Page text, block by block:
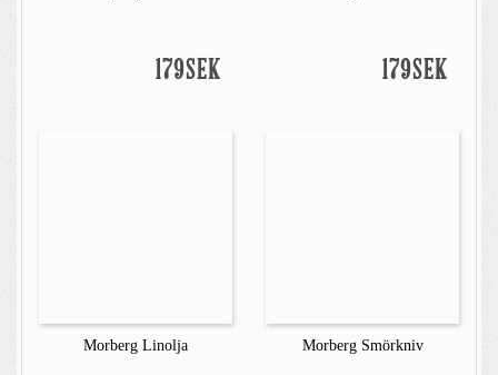
179SEK 179SEK
Morberg Linolja Morberg Smörkniv